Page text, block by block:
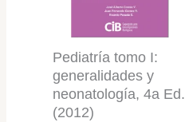
Pediatría tomo I:
generalidades y
neonatología, 4a Ed.
(2012)